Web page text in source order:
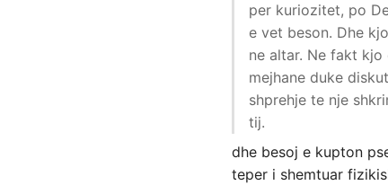
per kuriozitet, po
e vet beson. Dhe
ne altar. Ne fakt kjo
mejhane duke
shprehje te nje
tij.
dhe besoj e kupton
teper i shemtuar